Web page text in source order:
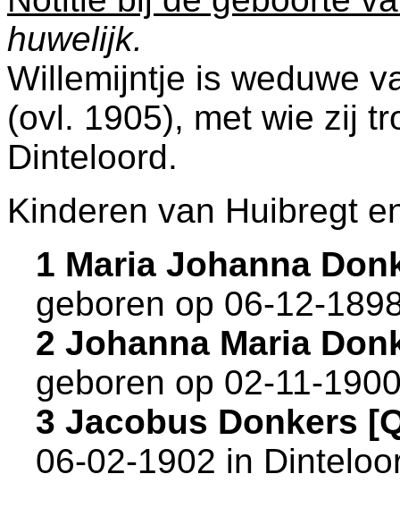
huwelijk.
Willemijntje is weduwe
(ovl. 1905), met wie zij
Dinteloord.
Kinderen van Huibregt
1 Maria Johanna
geboren op 06-12-
2 Johanna Maria
geboren op 02-11-
3 Jacobus Donkers
06-02-1902 in